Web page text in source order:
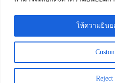
ให้ความยิน
นัมเบอร์วัน-ราม 2 แขวงดอกไม้,
กรุงเทพมหานคร 10250
โทรศัพท์ :084-553-4055,086-